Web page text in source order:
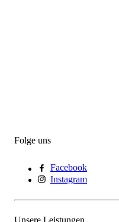
Folge uns
Facebook
Instagram